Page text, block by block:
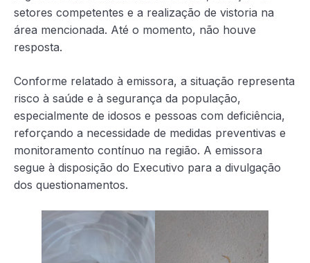
setores competentes e a realização de vistoria na
área mencionada. Até o momento, não houve
resposta.
Conforme relatado à emissora, a situação representa
risco à saúde e à segurança da população,
especialmente de idosos e pessoas com deficiência,
reforçando a necessidade de medidas preventivas e
monitoramento contínuo na região. A emissora
segue à disposição do Executivo para a divulgação
dos questionamentos.